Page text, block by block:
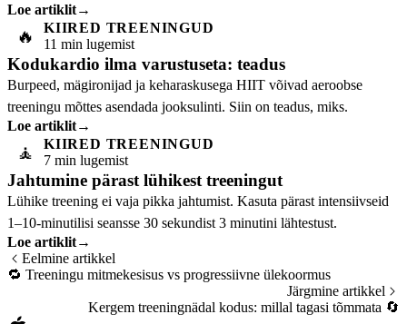
vajab suuremat vastupanu.
Loe artiklit→
🔥
KIIRED TREENINGUD
11 min lugemist
Kodukardio ilma varustuseta: teadus
Burpeed, mägironijad ja keharaskusega HIIT võivad aeroobse
treeningu mõttes asendada jooksulinti. Siin on teadus, miks.
Loe artiklit→
🧘
KIIRED TREENINGUD
7 min lugemist
Jahtumine pärast lühikest treeningut
Lühike treening ei vaja pikka jahtumist. Kasuta pärast intensiivseid
1–10-minutilisi seansse 30 sekundist 3 minutini lähtestust.
Loe artiklit→
Eelmine artikkel
🔁 Treeningu mitmekesisus vs progressiivne ülekoormus
Järgmine artikkel
Kergem treeningnädal kodus: millal tagasi tõmmata 🔄